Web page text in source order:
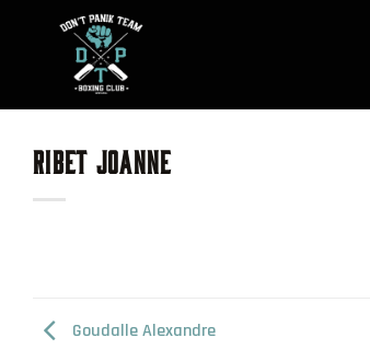
RIBET JOANNE
Goudalle Alexandre